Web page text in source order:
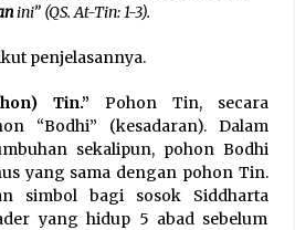
Guru Diniyah Disdikbud Kota Banda
ago
Model Motivasi dalam
Bisnis
ago
ini” (QS. At-Tin: 1-3).
penjelasannya.
Tin.” Pohon Tin, secara
“Bodhi” (kesadaran). Dalam
sekalipun, pohon Bodhi
yang sama dengan pohon Tin.
simbol bagi sosok Siddharta
yang hidup 5 abad sebelum